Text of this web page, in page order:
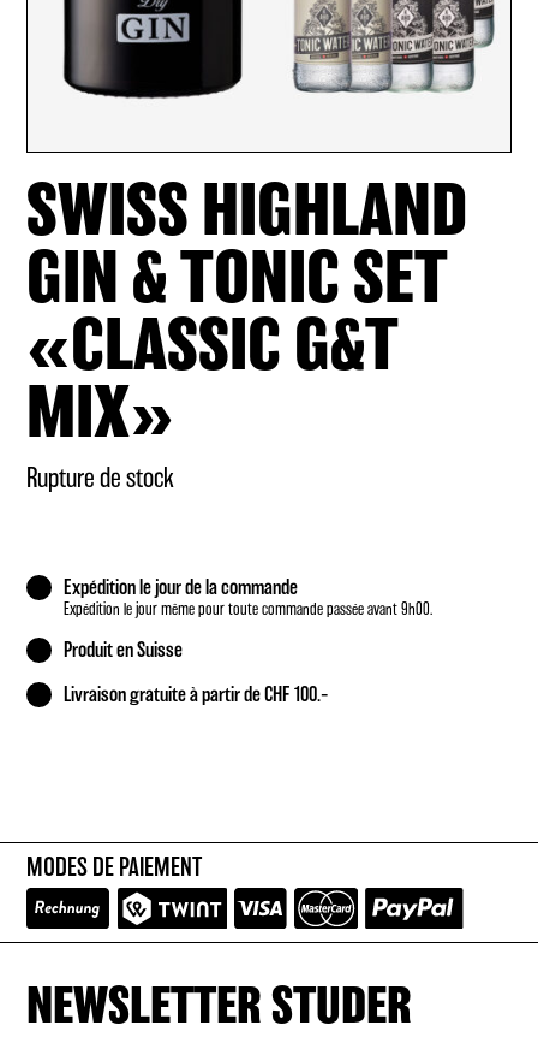
SWISS HIGHLAND
GIN & TONIC SET
«CLASSIC G&T
MIX»
Rupture de stock
Expédition le jour de la commande
Expédition le jour même pour toute commande passée avant 9h00.
Produit en Suisse
Livraison gratuite à partir de CHF 100.–
MODES DE PAIEMENT
NEWSLETTER STUDER